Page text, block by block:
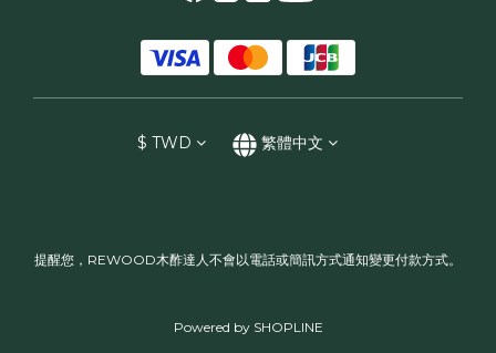
$ TWD 繁體中文
提醒您，REWOOD木酢達人不會以電話或簡訊方式通知變更付款方式。
Powered by SHOPLINE